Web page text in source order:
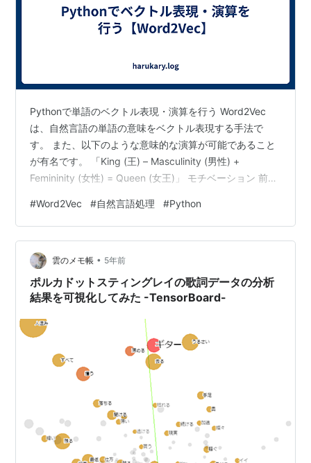
Pythonで単語のベクトル表現・演算を行う Word2Vec
は、自然言語の単語の意味をベクトル表現する手法で
す。 また、以下のような意味的な演算が可能であること
が有名です。 「King (王) – Masculinity (男性) +
Femininity (女性) = Queen (女王)」 モチベーション 前回
て、Word2Vecを思い出しました。 また、単語のベクト
ル表現について、Word2Vecを試してみようかなと思いま
した。 例えば、「焼く＋水＝煮る・茹でる」になるのか
など。 ただ、「水を入れて火にかける」という説明を学
習デー…
#Word2Vec #自然言語処理 #Python
雲のメモ帳 • 5年前
ポルカドットスティングレイの歌詞データの分析
結果を可視化してみた -TensorBoard-